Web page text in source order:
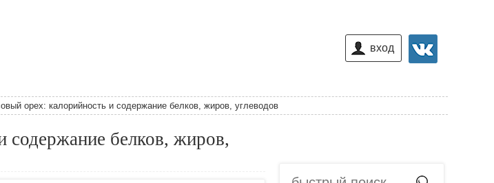
вход
орех: калорийность и содержание белков, жиров, углеводов
содержание белков, жиров,